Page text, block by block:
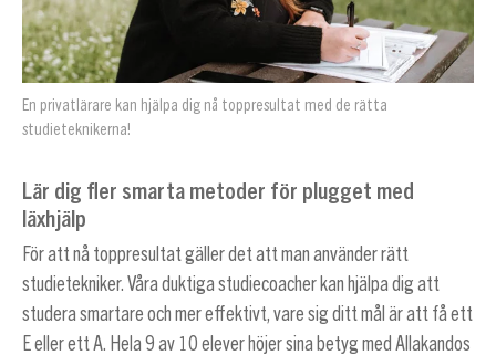
En privatlärare kan hjälpa dig nå toppresultat med de rätta
studieteknikerna!
Lär dig fler smarta metoder för plugget med
läxhjälp
För att nå toppresultat gäller det att man använder rätt
studietekniker. Våra duktiga studiecoacher kan hjälpa dig att
studera smartare och mer effektivt, vare sig ditt mål är att få ett
E eller ett A. Hela 9 av 10 elever höjer sina betyg med Allakandos